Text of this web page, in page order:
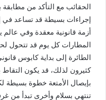
الحقائب مع التأكد من
إجراءات بسيطة قد تساعد في
أزمة قانونية معقدة وفي عالم
المطارات كل يوم قد تتحول
الطائرة إلى بداية كابوس
كثيرون لذلك، قد يكون
بإيصال الأمتعة خطوة بسيطة
تنتهي بسلام وأخرى تبدأ من